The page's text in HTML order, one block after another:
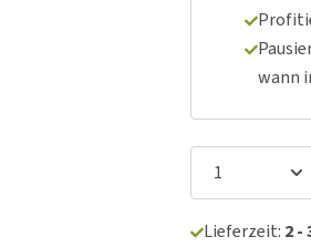
wann
Lieferzeit: 2 -